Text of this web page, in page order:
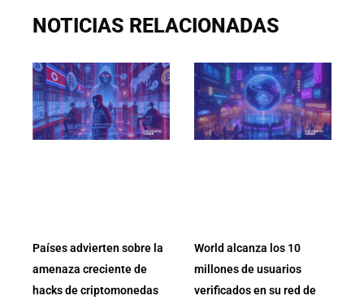
NOTICIAS RELACIONADAS
Países advierten sobre la
amenaza creciente de
hacks de criptomonedas
World alcanza los 10
millones de usuarios
verificados en su red de